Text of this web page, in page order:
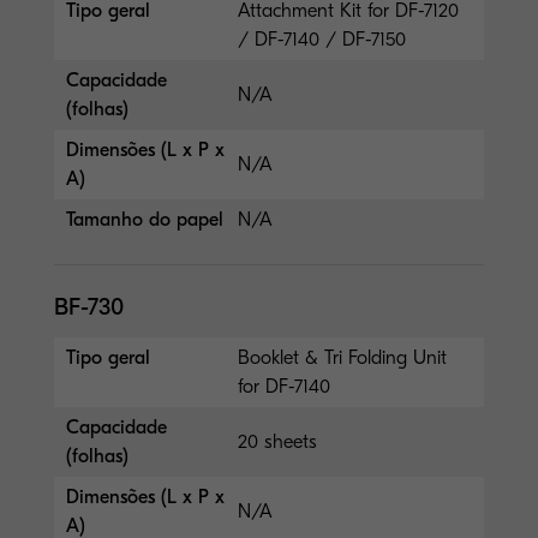
Tipo geral
Attachment Kit for DF-7120
/ DF-7140 / DF-7150
Capacidade
(folhas)
N/A
Dimensões (L x P x
A)
N/A
Tamanho do papel N/A
BF-730
Tipo geral
Booklet & Tri Folding Unit
for DF-7140
Capacidade
(folhas)
20 sheets
Dimensões (L x P x
A)
N/A